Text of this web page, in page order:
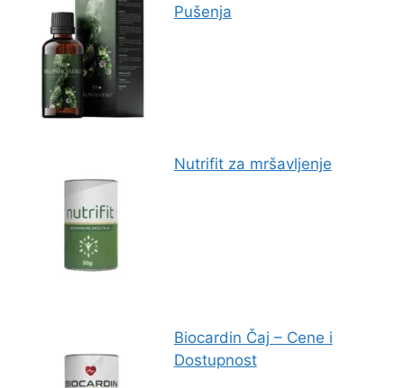
Pušenja
Nutrifit za mršavljenje
Biocardin Čaj – Cene i
Dostupnost